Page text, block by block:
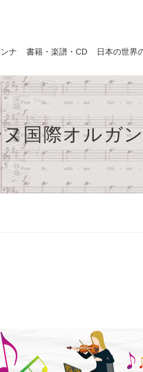
ナ 書籍・楽譜・CD 日本の世界
国際オルガ